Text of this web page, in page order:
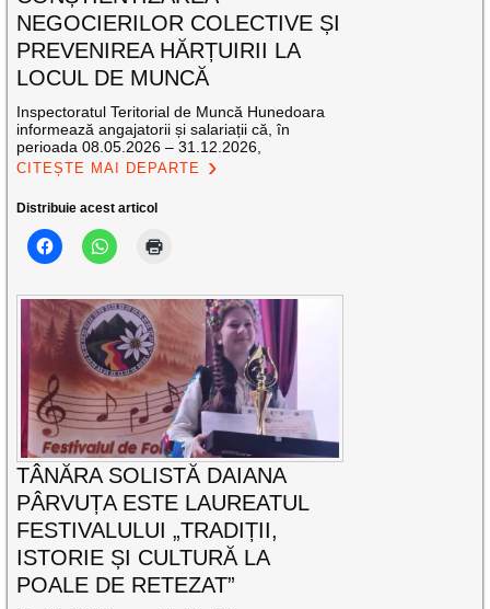
NEGOCIERILOR COLECTIVE ȘI
PREVENIREA HĂRȚUIRII LA
LOCUL DE MUNCĂ
Inspectoratul Teritorial de Muncă Hunedoara
informează angajatorii și salariații că, în
perioada 08.05.2026 – 31.12.2026,
CITEȘTE MAI DEPARTE
Distribuie acest articol
TÂNĂRA SOLISTĂ DAIANA
PÂRVUȚA ESTE LAUREATUL
FESTIVALULUI „TRADIȚII,
ISTORIE ȘI CULTURĂ LA
POALE DE RETEZAT”